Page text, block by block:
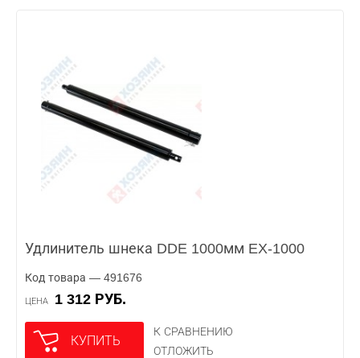
Удлинитель шнека DDE 1000мм EX-1000
Код товара — 491676
ЦЕНА 1 312 РУБ.
КУПИТЬ
К СРАВНЕНИЮ
ОТЛОЖИТЬ